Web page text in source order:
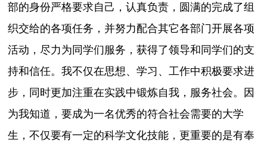
部的身份严格要求自己，认真负责，圆满的完成了组
织交给的各项任务，并努力配合其它各部门开展各项
活动，尽力为同学们服务，获得了领导和同学们的支
持和信任。我不仅在思想、学习、工作中积极要求进
步，同时更加注重在实践中锻炼自我，服务社会。因
为我知道，要成为一名优秀的符合社会需要的大学
生，不仅要有一定的科学文化技能，更重要的是有奉